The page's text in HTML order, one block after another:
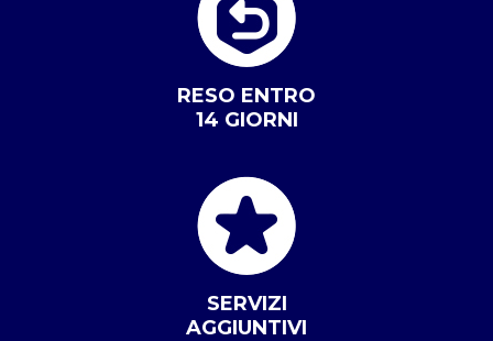
RESO ENTRO
14 GIORNI
SERVIZI
AGGIUNTIVI